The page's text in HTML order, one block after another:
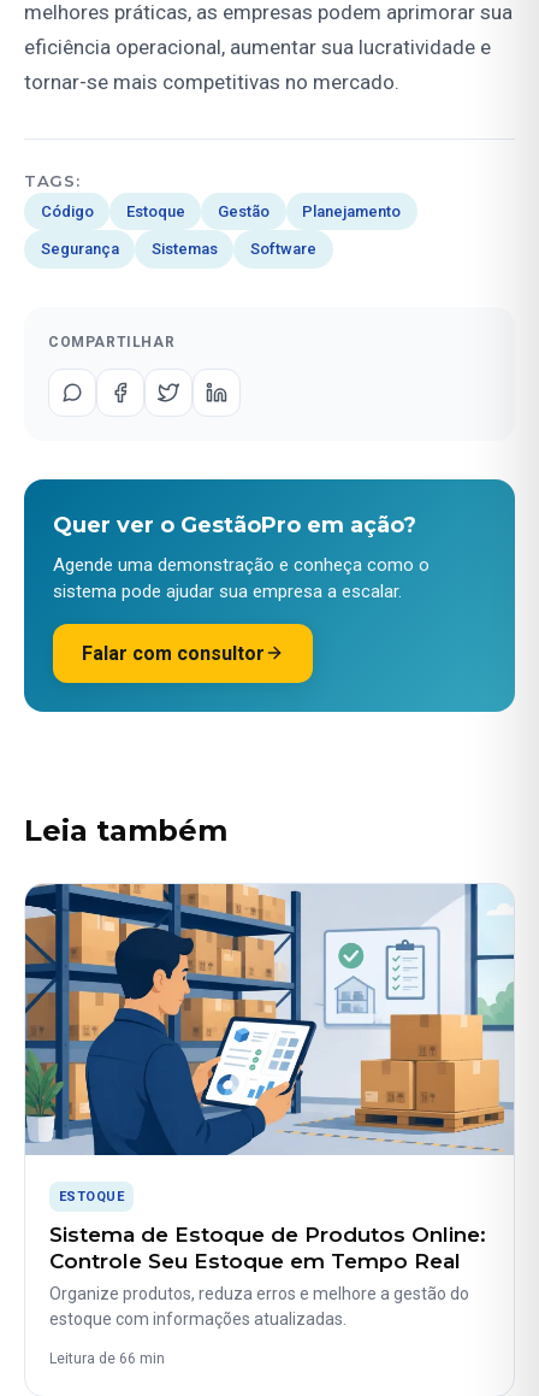
melhores práticas, as empresas podem aprimorar sua
eficiência operacional, aumentar sua lucratividade e
tornar-se mais competitivas no mercado.
TAGS:
Código Estoque Gestão Planejamento
Segurança Sistemas Software
COMPARTILHAR
Quer ver o GestãoPro em ação?
Agende uma demonstração e conheça como o
sistema pode ajudar sua empresa a escalar.
Falar com consultor
Leia também
ESTOQUE
Sistema de Estoque de Produtos Online:
Controle Seu Estoque em Tempo Real
Organize produtos, reduza erros e melhore a gestão do
estoque com informações atualizadas.
Leitura de 66 min